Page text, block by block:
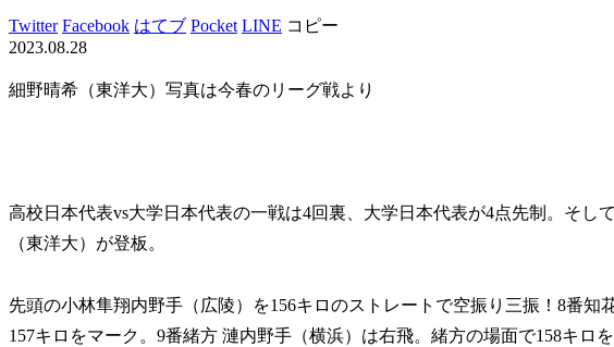
Twitter Facebook はてブ Pocket LINE コピー
2023.08.28
細野晴希（東洋大）写真は今春のリーグ戦より
高校日本代表vs大学日本代表の一戦は4回裏、大学日本代表が4点先制。そし
（東洋大）が登板。
先頭の小林隼翔内野手（広陵）を156キロのストレートで空振り三振！8番知
157キロをマーク。9番緒方 漣内野手（横浜）は右飛。緒方の場面で158キロ